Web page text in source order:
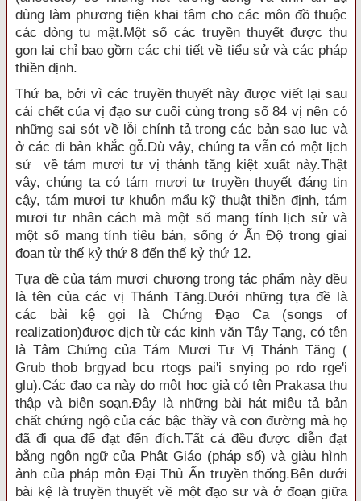
dùng làm phương tiện khai tâm cho các môn đồ thuộc
các dòng tu mật.Một số các truyền thuyết được thu
gọn lại chỉ bao gồm các chi tiết về tiểu sử và các pháp
thiền định.
Thứ ba, bởi vì các truyền thuyết này được viết lại sau
cái chết của vị đạo sư cuối cùng trong số 84 vị nên có
những sai sót về lỗi chính tả trong các bản sao lục và
ở các di bản khắc gỗ.Dù vậy, chúng ta vẫn có một lịch
sử về tám mươi tư vị thánh tăng kiệt xuất này.Thật
vậy, chúng ta có tám mươi tư truyền thuyết đáng tin
cậy, tám mươi tư khuôn mẩu kỹ thuật thiền định, tám
mươi tư nhân cách mà một số mang tính lịch sử và
một số mang tính tiêu bản, sống ở Ấn Ðộ trong giai
đoạn từ thế kỷ thứ 8 đến thế kỷ thứ 12.
Tựa đề của tám mươi chương trong tác phẩm này đều
là tên của các vị Thánh Tăng.Dưới những tựa đề là
các bài kệ gọi là Chứng Ðạo Ca (songs of
realization)được dịch từ các kinh văn Tây Tạng, có tên
là Tâm Chứng của Tám Mươi Tư Vị Thánh Tăng (
Grub thob brgyad bcu rtogs pai'i snying po rdo rge'i
glu).Các đạo ca này do một học giả có tên Prakasa thu
thập và biên soạn.Ðây là những bài hát miêu tả bản
chất chứng ngộ của các bậc thầy và con đường mà họ
đã đi qua để đạt đến đích.Tất cả đều được diễn đạt
bằng ngôn ngữ của Phật Giáo (pháp số) và giàu hình
ảnh của pháp môn Ðại Thủ Ấn truyền thống.Bên dưới
bài kệ là truyền thuyết về một đạo sư và ở đoạn giữa